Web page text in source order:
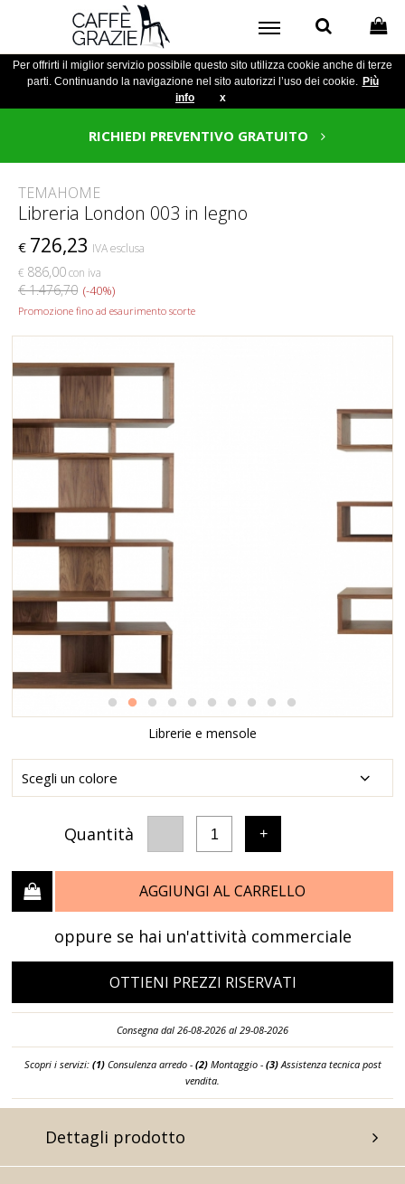
Per offrirti il miglior servizio possibile questo sito utilizza cookie anche di terze
parti. Continuando la navigazione nel sito autorizzi l’uso dei cookie. Più
info
x
RICHIEDI PREVENTIVO GRATUITO
TEMAHOME
Libreria London 003 in legno
€ 726,23 IVA esclusa
€ 886,00con iva
€ 1.476,70 (-40%)
Promozione fino ad esaurimento scorte
Librerie e mensole
Quantità 1 +
AGGIUNGI AL CARRELLO
oppure se hai un'attività commerciale
OTTIENI PREZZI RISERVATI
Consegna dal 26-08-2026 al 29-08-2026
Scopri i servizi: (1)Consulenza arredo - (2)Montaggio - (3)Assistenza tecnica post
vendita.
Dettagli prodotto